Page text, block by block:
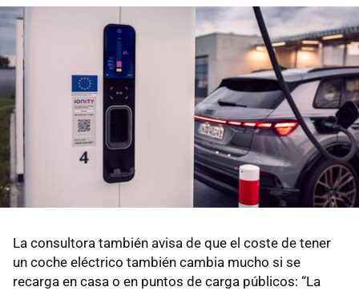
La consultora también avisa de que el coste de tener
un coche eléctrico también cambia mucho si se
recarga en casa o en puntos de carga públicos: “La